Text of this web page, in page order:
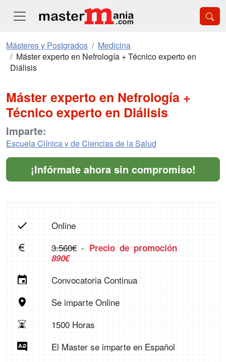
Másteres y Postgrados
Medicina
Máster experto en Nefrología + Técnico experto en
Diálisis
Máster experto en Nefrología +
Técnico experto en Diálisis
Imparte:
Escuela Clínica y de Ciencias de la Salud
¡Infórmate ahora sin compromiso!
Online
3.560€- Precio de promoción
890€
Convocatoria Continua
Se imparte Online
1500 Horas
El Master se imparte en Español